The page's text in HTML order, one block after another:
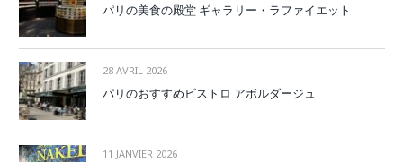
パリの美食の殿堂 ギャラリー・ラファイエット
28 AVRIL 2026
パリのおすすめビストロ アボルダージュ
11 JANVIER 2026